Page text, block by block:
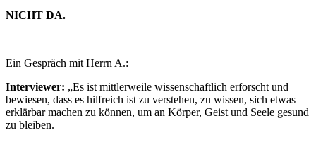
NICHT DA.
Ein Gespräch mit Herrn A.:
Interviewer: „Es ist mittlerweile wissenschaftlich erforscht und
bewiesen, dass es hilfreich ist zu verstehen, zu wissen, sich etwas
erklärbar machen zu können, um an Körper, Geist und Seele gesund
zu bleiben.